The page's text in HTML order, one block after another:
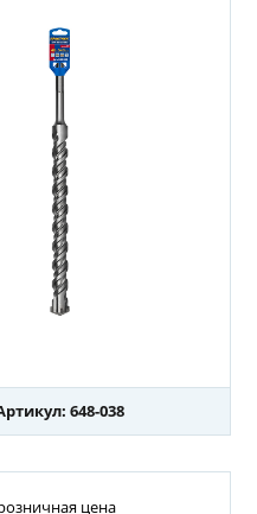
648-038
цена